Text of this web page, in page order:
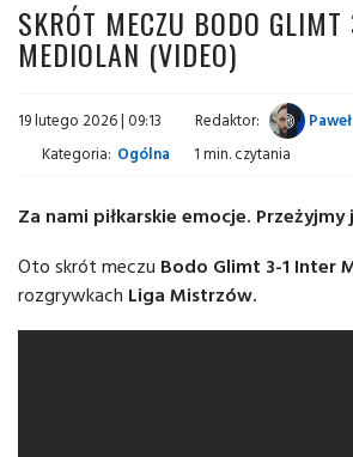
SKRÓT MECZU BODO
MEDIOLAN (VIDEO)
19 lutego 2026 | 09:13 Redaktor:
Kategoria: Ogólna 1 min. czytania
Za nami piłkarskie emocje. Przeżyjmy
Oto skrót meczu Bodo Glimt 3-1 Inter
rozgrywkach Liga Mistrzów.